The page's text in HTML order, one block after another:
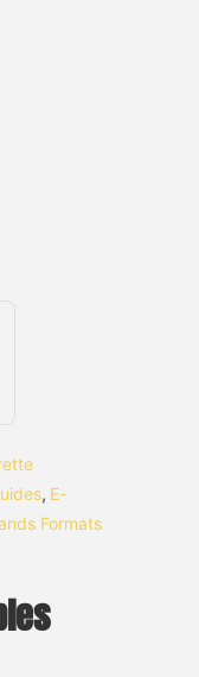
, E-
Formats